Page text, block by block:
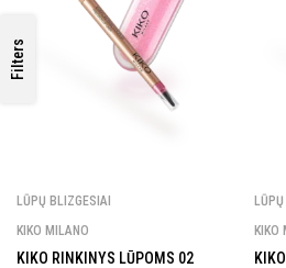
Filters
LŪPŲ BLIZGESIAI
KIKO MILANO
KIKO RINKINYS LŪPOMS 02
KIKO
Prenumeruok naujienlaiškį ir
Sutinku gauti
pasiūlymus el. paštu